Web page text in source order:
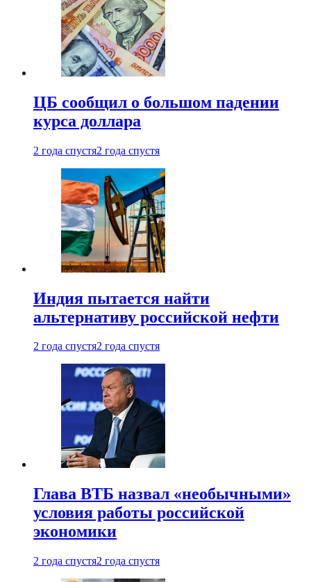
ЦБ сообщил о большом падении
курса доллара
2 года спустя2 года спустя
Индия пытается найти
альтернативу российской нефти
2 года спустя2 года спустя
Глава ВТБ назвал «необычными»
условия работы российской
экономики
2 года спустя2 года спустя